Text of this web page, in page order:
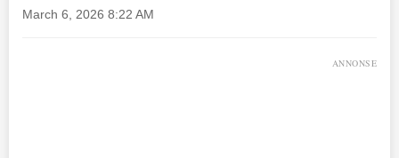
March 6, 2026 8:22 AM
ANNONSE